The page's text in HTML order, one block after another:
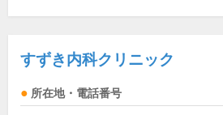
すずき内科クリニック
所在地・電話番号